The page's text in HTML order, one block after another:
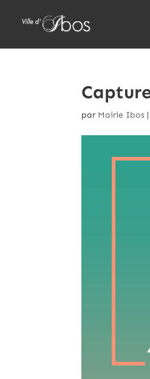
par Mairie Ibos